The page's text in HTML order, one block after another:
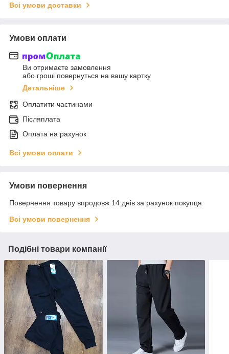
Всі умови доставки
Умови оплати
Ви отримаєте замовлення
або гроші повернуться на вашу картку
Детальніше
Оплатити частинами
Післяплата
Оплата на рахунок
Всі умови оплати
Умови повернення
Повернення товару впродовж 14 днів за рахунок покупця
Всі умови повернення
Подібні товари компанії